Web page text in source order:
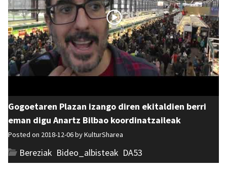
Gogoetaren Plazan izango diren ekitaldien berri
eman digu Anartz Bilbao koordinatzaileak
Posted on 2018-12-06 byKulturSharea
Bereziak Bideo_albisteak DA53